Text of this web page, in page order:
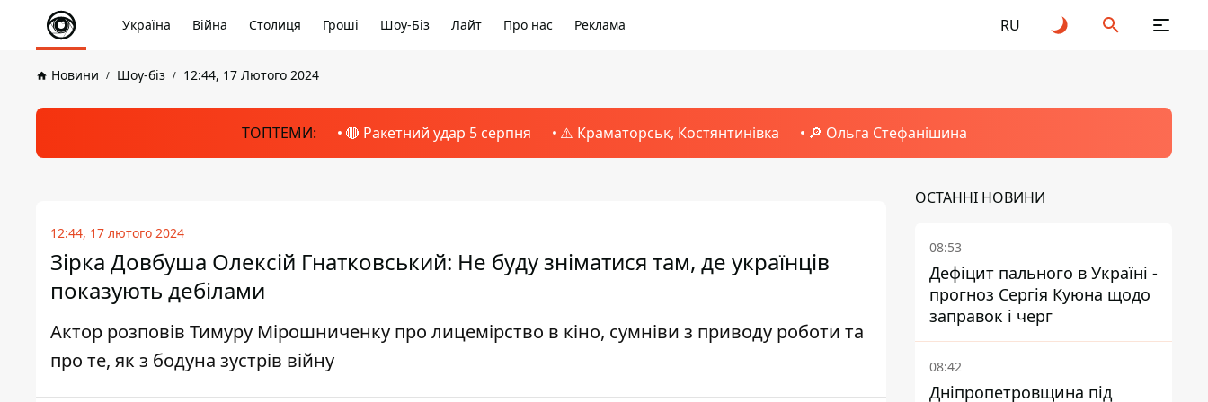
Україна Війна Столиця Гроші Шоу-Біз Лайт Про нас Реклама RU
Новини Шоу-біз 12:44, 17 Лютого 2024
ТОПТЕМИ: 🔴 Ракетний удар 5 серпня ⚠️ Краматорськ, Костянтинівка 🔎 Ольга Стефанішина
12:44, 17 лютого 2024
Зірка Довбуша Олексій Гнатковський: Не буду зніматися там, де українців
показують дебілами
Актор розповів Тимуру Мірошниченку про лицемірство в кіно, сумніви з приводу роботи та
про те, як з бодуна зустрів війну
ОСТАННІ НОВИНИ
08:53
Дефіцит пального в Україні -
прогноз Сергія Куюна щодо
заправок і черг
08:42
Дніпропетровщина під